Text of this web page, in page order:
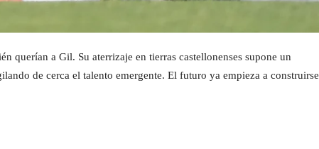
querían a Gil. Su aterrizaje en tierras castellonenses supone un
de cerca el talento emergente. El futuro ya empieza a construirse